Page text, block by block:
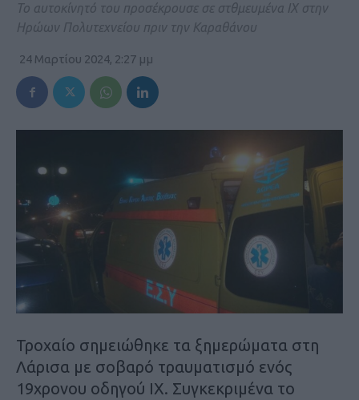
Το αυτοκίνητό του προσέκρουσε σε στθμευμένα ΙΧ στην
Ηρώων Πολυτεχνείου πριν την Καραθάνου
24 Μαρτίου 2024, 2:27 μμ
Τροχαίο σημειώθηκε τα ξημερώματα στη
Λάρισα με σοβαρό τραυματισμό ενός
19χρονου οδηγού ΙΧ. Συγκεκριμένα το